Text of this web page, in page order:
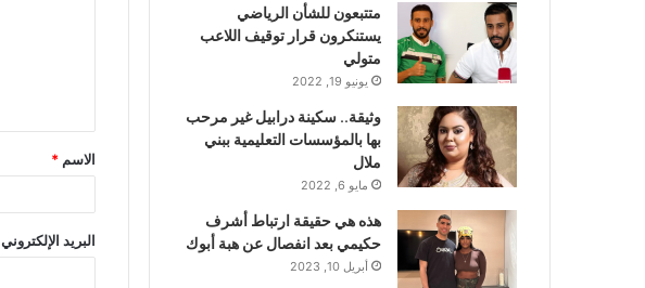
ق
*
الاسم *
البريد الإلكتروني
متتبعون للشأن الرياضي
يستنكرون قرار توقيف اللاعب
متولي
يونيو 19, 2022
وثيقة.. سكينة درابيل غير مرحب
بها بالمؤسسات التعليمية ببني
ملال
مايو 6, 2022
هذه هي حقيقة ارتباط أشرف
حكيمي بعد انفصال عن هبة أبوك
أبريل 10, 2023